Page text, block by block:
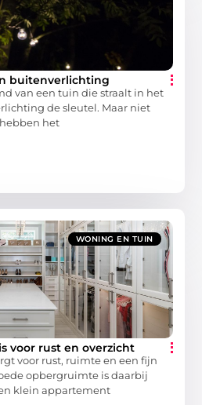
buitenverlichting
van een tuin die straalt in het
de sleutel. Maar niet
het
WONING EN TUIN
voor rust en overzicht
voor rust, ruimte en een fijn
opbergruimte is daarbij
klein appartement